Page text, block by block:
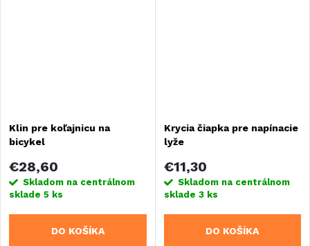
Klin pre koľajnicu na
bicykel
€28,60
Skladom na centrálnom
sklade 5 ks
DO KOŠÍKA
Krycia čiapka pre napínacie
lyže
€11,30
Skladom na centrálnom
sklade 3 ks
DO KOŠÍKA